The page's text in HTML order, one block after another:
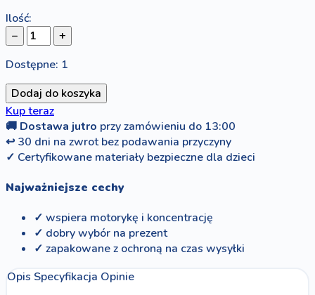
Ilość:
−
+
Dostępne: 1
Dodaj do koszyka
Kup teraz
🚚 Dostawa jutro przy zamówieniu do 13:00
↩ 30 dni na zwrot bez podawania przyczyny
✓ Certyfikowane materiały bezpieczne dla dzieci
Najważniejsze cechy
✓ wspiera motorykę i koncentrację
✓ dobry wybór na prezent
✓ zapakowane z ochroną na czas wysyłki
Opis Specyfikacja Opinie